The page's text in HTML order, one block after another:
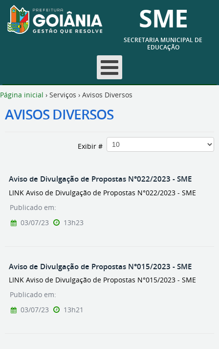
SME
SECRETARIA MUNICIPAL DE
EDUCAÇÃO
Página inicial › Serviços › Avisos Diversos
AVISOS DIVERSOS
Exibir #
Aviso de Divulgação de Propostas N°022/2023 - SME
LINK Aviso de Divulgação de Propostas N°022/2023 - SME
Publicado em:
03/07/23
13h23
Aviso de Divulgação de Propostas N°015/2023 - SME
LINK Aviso de Divulgação de Propostas N°015/2023 - SME
Publicado em:
03/07/23
13h21